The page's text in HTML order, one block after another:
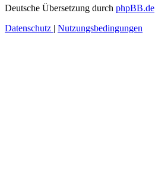
Deutsche Übersetzung durch phpBB.de
Datenschutz | Nutzungsbedingungen